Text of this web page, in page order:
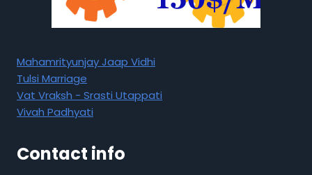
Mahamrityunjay Jaap Vidhi
Tulsi Marriage
Vat Vraksh - Srasti Utappati
Vivah Padhyati
Contact info